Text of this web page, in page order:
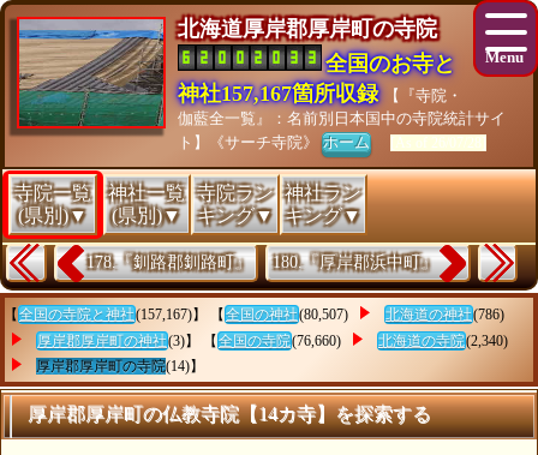
北海道厚岸郡厚岸町の寺院
全国のお寺と
神社157,167箇所収録
【『寺院・
伽藍全一覧』：名前別日本国中の寺院統計サイ
ト】《サーチ寺院》ホーム [As of 26/07/28]
寺院一覧
(県別)▼
神社一覧
(県別)▼
寺院ラン
キング▼
神社ラン
キング▼
178.『釧路郡釧路町』 180.『厚岸郡浜中町』
【 全国の寺院と神社(157,167)】 【 全国の神社(80,507) 北海道の神社(786)
厚岸郡厚岸町の神社(3)】 【 全国の寺院(76,660) 北海道の寺院(2,340)
厚岸郡厚岸町の寺院(14)】
厚岸郡厚岸町の仏教寺院【14カ寺】を探索する